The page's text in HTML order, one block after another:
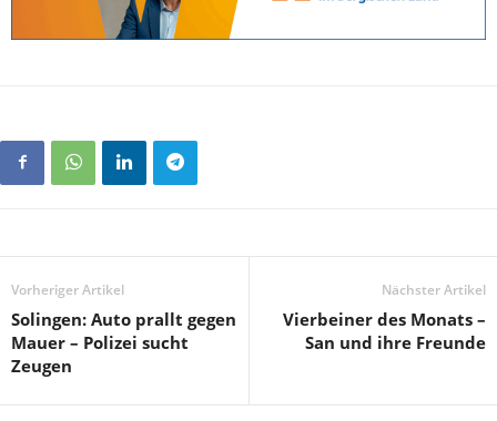
Vorheriger Artikel
Solingen: Auto prallt gegen
Mauer – Polizei sucht
Zeugen
Nächster Artikel
Vierbeiner des Monats –
San und ihre Freunde